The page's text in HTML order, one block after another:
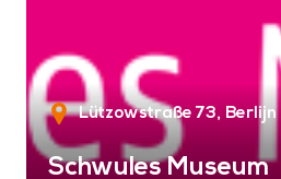
Lützowstraße 73 Berlijn
Schwules Museum